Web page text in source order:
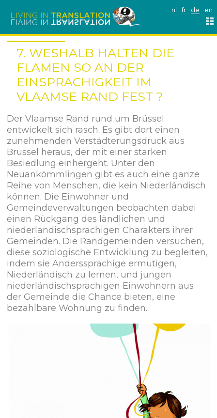
nl fr de en
7. WESHALB HALTEN DIE
FLAMEN SO AN DER
EINSPRACHIGKEIT IM
VLAAMSE RAND FEST ?
Der Vlaamse Rand rund um Brüssel
entwickelt sich rasch. Es gibt dort einen
zunehmenden Verstädterungsdruck aus
Brüssel heraus, der mit einer starken
Besiedlung einhergeht. Unter den
Neuankömmlingen gibt es auch eine ganze
Reihe von Menschen, die kein Niederländisch
können. Die Einwohner und
Gemeindeverwaltungen beobachten dabei
einen Rückgang des ländlichen und
niederländischsprachigen Charakters ihrer
Gemeinden. Die Randgemeinden versuchen,
diese soziologische Entwicklung zu begleiten,
indem sie Anderssprachige ermutigen,
Niederländisch zu lernen, und jungen
niederländischsprachigen Einwohnern aus
der Gemeinde die Chance bieten, eine
bezahlbare Wohnung zu finden.